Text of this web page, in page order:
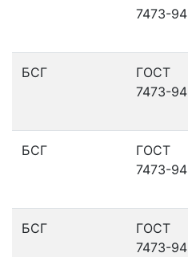
7473-94
БСГ
ГОСТ
7473-94
БСГ
ГОСТ
7473-94
БСГ
ГОСТ
7473-94